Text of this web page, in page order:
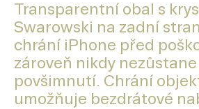
Transparentní obal s
Swarowski na zadní
chrání iPhone před
zároveň nikdy nezůstane
povšimnutí. Chrání
umožňuje bezdrátové